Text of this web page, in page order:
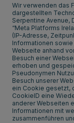
Wir verwenden das
dargestellten
Serpentine Avenue,
“Meta Platforms
(IP-Adresse,
Informationen
Webseite anhand
Besuch einer
erhoben und
Pseudonymen
Besuch unserer
ein Cookie gesetzt,
CookieID eine
anderer Webseiten
Informationen mit
zusammenführen